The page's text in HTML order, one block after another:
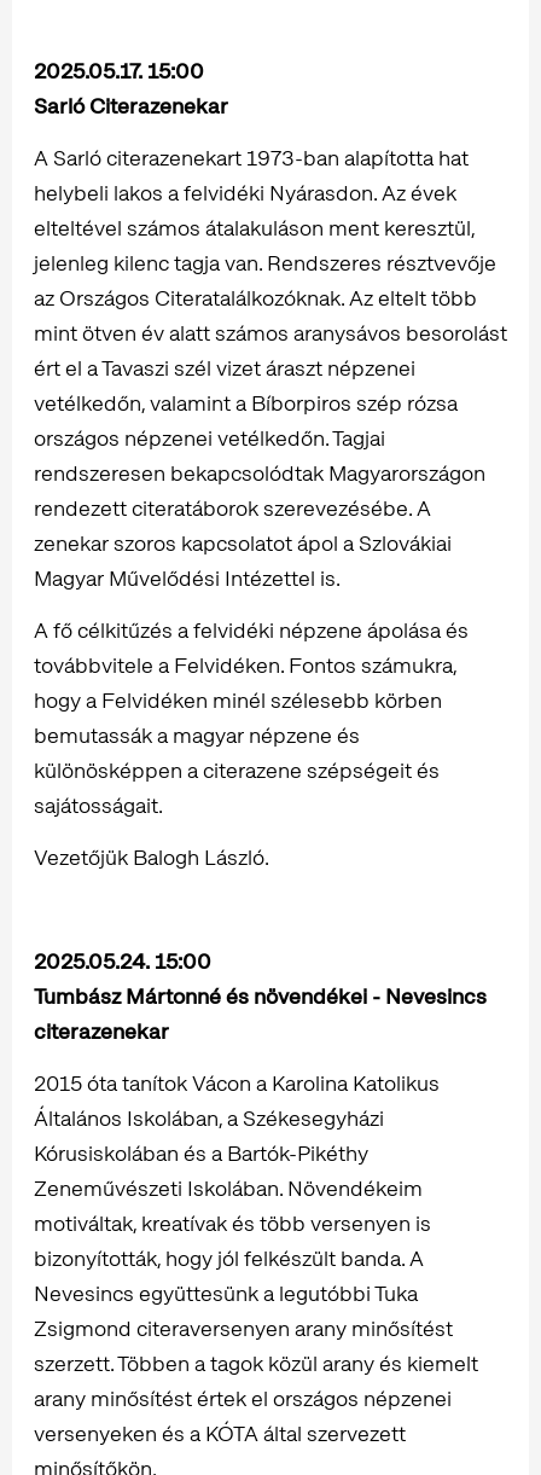
2025.05.17. 15:00
Sarló Citerazenekar
A Sarló citerazenekart 1973-ban alapította hat
helybeli lakos a felvidéki Nyárasdon. Az évek
elteltével számos átalakuláson ment keresztül,
jelenleg kilenc tagja van. Rendszeres résztvevője
az Országos Citeratalálkozóknak. Az eltelt több
mint ötven év alatt számos aranysávos besorolást
ért el a Tavaszi szél vizet áraszt népzenei
vetélkedőn, valamint a Bíborpiros szép rózsa
országos népzenei vetélkedőn. Tagjai
rendszeresen bekapcsolódtak Magyarországon
rendezett citeratáborok szerevezésébe. A
zenekar szoros kapcsolatot ápol a Szlovákiai
Magyar Művelődési Intézettel is.
A fő célkitűzés a felvidéki népzene ápolása és
továbbvitele a Felvidéken. Fontos számukra,
hogy a Felvidéken minél szélesebb körben
bemutassák a magyar népzene és
különösképpen a citerazene szépségeit és
sajátosságait.
Vezetőjük Balogh László.
2025.05.24. 15:00
Tumbász Mártonné és növendékei - Nevesincs
citerazenekar
2015 óta tanítok Vácon a Karolina Katolikus
Általános Iskolában, a Székesegyházi
Kórusiskolában és a Bartók-Pikéthy
Zeneművészeti Iskolában. Növendékeim
motiváltak, kreatívak és több versenyen is
bizonyították, hogy jól felkészült banda. A
Nevesincs együttesünk a legutóbbi Tuka
Zsigmond citeraversenyen arany minősítést
szerzett. Többen a tagok közül arany és kiemelt
arany minősítést értek el országos népzenei
versenyeken és a KÓTA által szervezett
minősítőkön.